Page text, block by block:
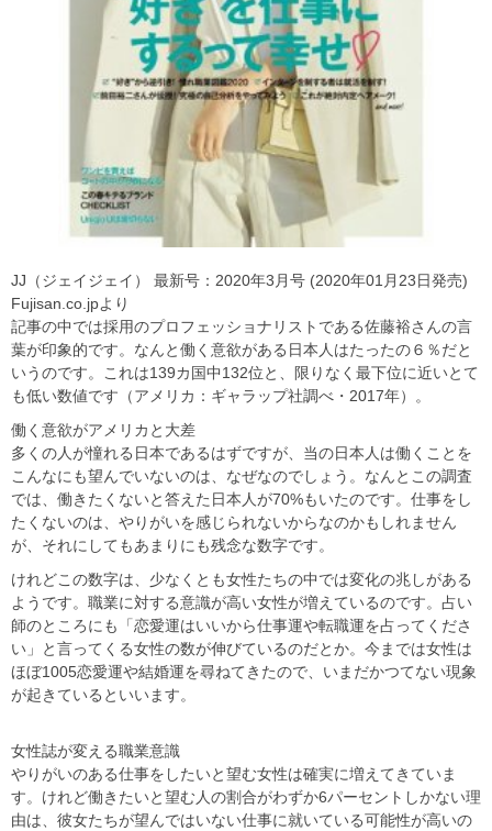
JJ（ジェイジェイ） 最新号：2020年3月号 (2020年01月23日発売)
Fujisan.co.jpより
記事の中では採用のプロフェッショナリストである佐藤裕さんの言
葉が印象的です。なんと働く意欲がある日本人はたったの６％だと
いうのです。これは139カ国中132位と、限りなく最下位に近いとて
も低い数値です（アメリカ：ギャラップ社調べ・2017年）。
働く意欲がアメリカと大差
多くの人が憧れる日本であるはずですが、当の日本人は働くことを
こんなにも望んでいないのは、なぜなのでしょう。なんとこの調査
では、働きたくないと答えた日本人が70%もいたのです。仕事をし
たくないのは、やりがいを感じられないからなのかもしれません
が、それにしてもあまりにも残念な数字です。
けれどこの数字は、少なくとも女性たちの中では変化の兆しがある
ようです。職業に対する意識が高い女性が増えているのです。占い
師のところにも「恋愛運はいいから仕事運や転職運を占ってくださ
い」と言ってくる女性の数が伸びているのだとか。今までは女性は
ほぼ1005恋愛運や結婚運を尋ねてきたので、いまだかつてない現象
が起きているといいます。
女性誌が変える職業意識
やりがいのある仕事をしたいと望む女性は確実に増えてきていま
す。けれど働きたいと望む人の割合がわずか6パーセントしかない理
由は、彼女たちが望んではいない仕事に就いている可能性が高いの